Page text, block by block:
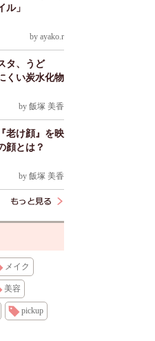
ル」
by ayako.r
タ、うど
くい炭水化物
by 飯塚 美香
老け顔』を映
顔とは？
by 飯塚 美香
メイク
美容
pickup